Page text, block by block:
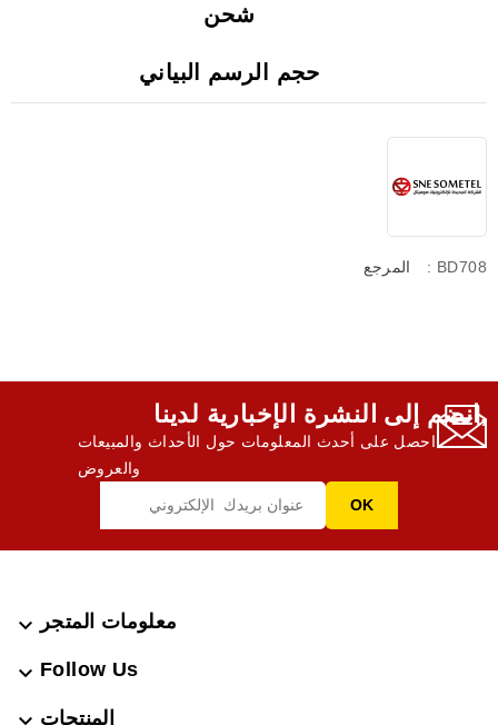
شحن
حجم الرسم البياني
المرجع : BD708
انضم إلى النشرة الإخبارية لدينا,
احصل على أحدث المعلومات حول الأحداث والمبيعات
والعروض
معلومات المتجر 
Follow Us

المنتجات